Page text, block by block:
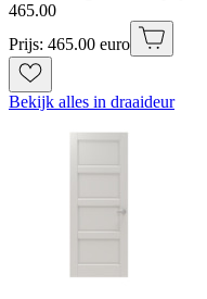
465.00
Prijs: 465.00 euro
Bekijk alles in draaideur